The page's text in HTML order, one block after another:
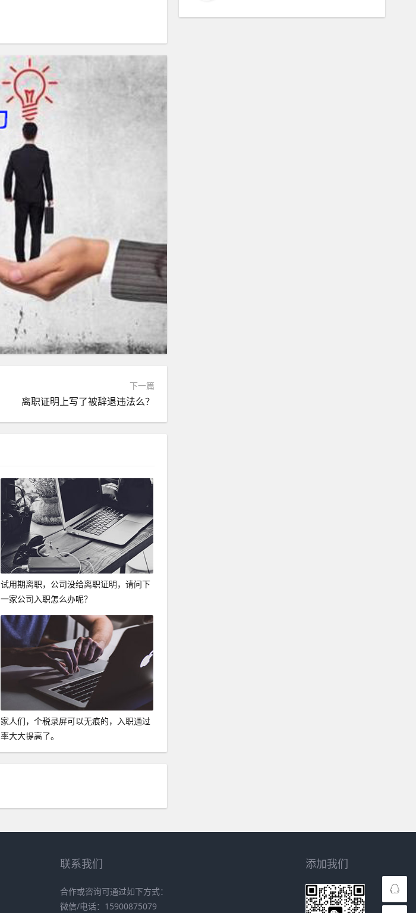
下一篇
离职证明上写了被辞退违法么？
试用期离职，公司没给离职证明，请问下
一家公司入职怎么办呢？
家人们，个税录屏可以无痕的，入职通过
率大大提高了。
联系我们
合作或咨询可通过如下方式：
微信/电话：15900875079
添加我们